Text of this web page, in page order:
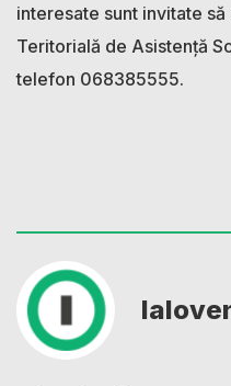
interesate sunt invitate
Teritorială de Asistență
telefon 068385555.